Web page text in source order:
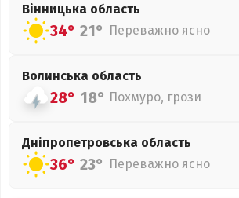
Вінницька область
34° 21° Переважно ясно
Волинська область
28° 18° Похмуро, грози
Дніпропетровська область
36° 23° Переважно ясно